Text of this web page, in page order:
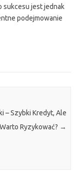
sukcesu jest jednak
podejmowanie
– Szybki Kredyt, Ale
Ryzykować? →